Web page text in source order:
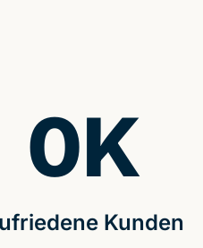
Kunden
0K